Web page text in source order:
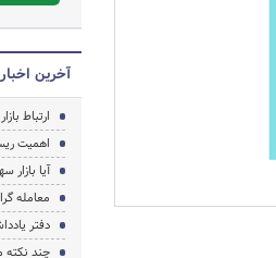
آخرین
ارتباط
اهمیت
آیا بازار
معامله
دفتر
چند نکته